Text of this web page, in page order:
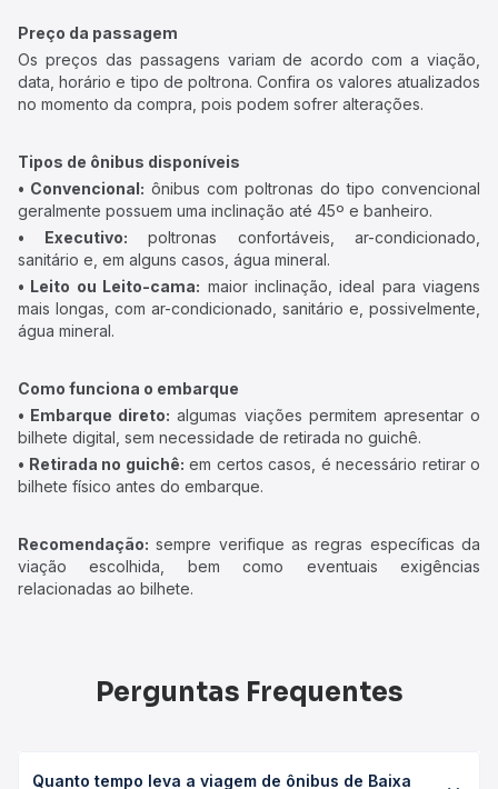
Preço da passagem
Os preços das passagens variam de acordo com a viação,
data, horário e tipo de poltrona. Confira os valores atualizados
no momento da compra, pois podem sofrer alterações.
Tipos de ônibus disponíveis
• Convencional: ônibus com poltronas do tipo convencional
geralmente possuem uma inclinação até 45º e banheiro.
• Executivo: poltronas confortáveis, ar-condicionado,
sanitário e, em alguns casos, água mineral.
• Leito ou Leito-cama: maior inclinação, ideal para viagens
mais longas, com ar-condicionado, sanitário e, possivelmente,
água mineral.
Como funciona o embarque
• Embarque direto: algumas viações permitem apresentar o
bilhete digital, sem necessidade de retirada no guichê.
• Retirada no guichê: em certos casos, é necessário retirar o
bilhete físico antes do embarque.
Recomendação: sempre verifique as regras específicas da
viação escolhida, bem como eventuais exigências
relacionadas ao bilhete.
Perguntas Frequentes
Quanto tempo leva a viagem de ônibus de Baixa